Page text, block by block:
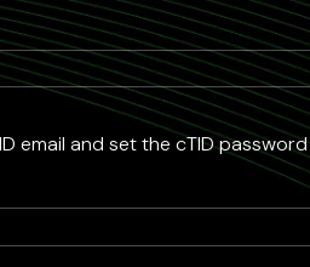
email and set the cTID password